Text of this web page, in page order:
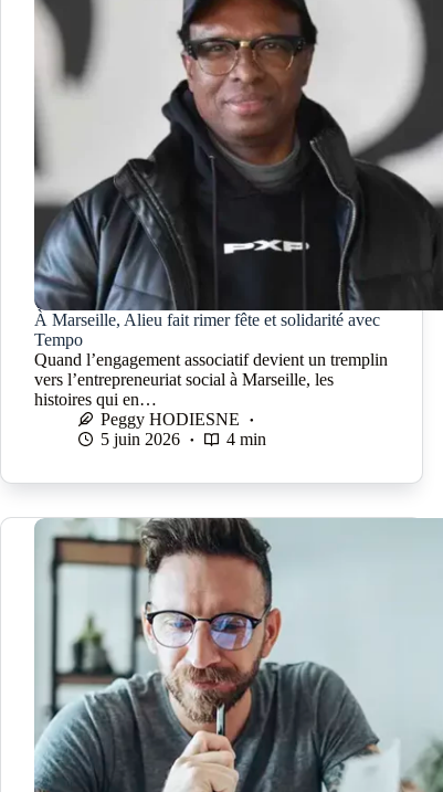
À Marseille, Alieu fait rimer fête et solidarité avec
Tempo
Quand l’engagement associatif devient un tremplin
vers l’entrepreneuriat social à Marseille, les
histoires qui en…
Peggy HODIESNE
5 juin 2026
4 min